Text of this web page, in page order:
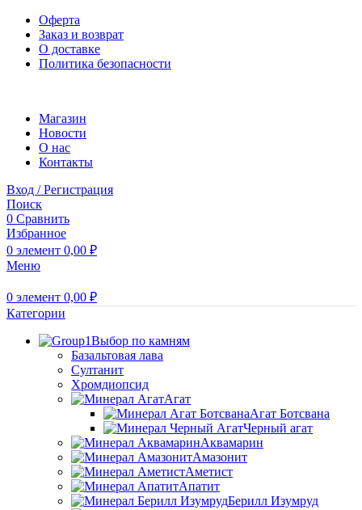
Оферта
Заказ и возврат
О доставке
Политика безопасности
Магазин
Новости
O нас
Контакты
Вход / Регистрация
Поиск
0 Сравнить
Избранное
0 элемент 0,00 ₽
Меню
0 элемент 0,00 ₽
Категории
Выбор по камням
Базальтовая лава
Султанит
Хромдиопсид
Агат
Агат Ботсвана
Черный агат
Аквамарин
Амазонит
Аметист
Апатит
Берилл Изумруд